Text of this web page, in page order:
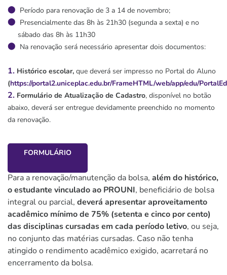
Período para renovação de 3 a 14 de novembro;
Presencialmente das 8h às 21h30 (segunda a sexta) e no
sábado das 8h às 11h30
Na renovação será necessário apresentar dois documentos:
Histórico escolar, que deverá ser impresso no Portal do Aluno
(https://portal2.uniceplac.edu.br/FrameHTML/web/app/edu/
Formulário de Atualização de Cadastro, disponível no botão
abaixo, deverá ser entregue devidamente preenchido no momento
da renovação.
FORMULÁRIO
Para a renovação/manutenção da bolsa, além do histórico,
o estudante vinculado ao PROUNI, beneficiário de bolsa
integral ou parcial, deverá apresentar aproveitamento
acadêmico mínimo de 75% (setenta e cinco por cento)
das disciplinas cursadas em cada período letivo, ou seja,
no conjunto das matérias cursadas. Caso não tenha
atingido o rendimento acadêmico exigido, acarretará no
encerramento da bolsa.